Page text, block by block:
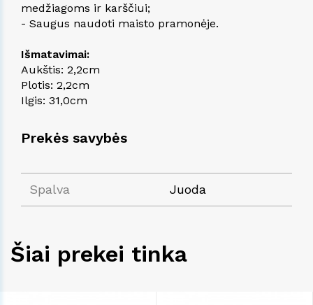
Prekės savybės
Spalva Juoda
medžiagoms ir karščiui;
- Saugus naudoti maisto pramonėje.
Išmatavimai:
Aukštis: 2,2cm
Plotis: 2,2cm
Ilgis: 31,0cm
Šiai prekei tinka